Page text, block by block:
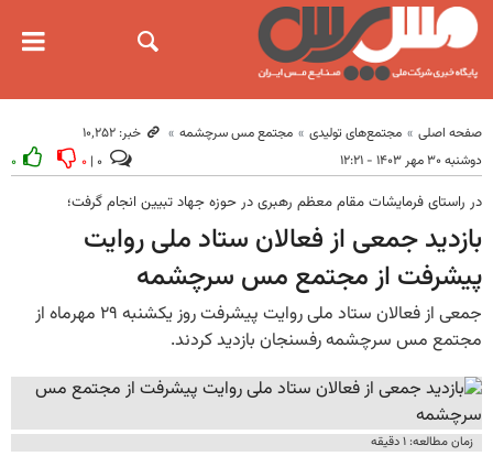
صفحه اصلی مجتمع‌های تولیدی مجتمع مس سرچشمه
خبر: ۱۰٬۲۵۲
دوشنبه ۳۰ مهر ۱۴۰۳ - ۱۲:۲۱
۰ ۰
در راستای فرمایشات مقام معظم رهبری در حوزه جهاد تبیین انجام گرفت؛
بازدید جمعی از فعالان ستاد ملی روایت
پیشرفت از مجتمع مس سرچشمه
زمان مطالعه: ۱ دقیقه
جمعی از فعالان ستاد ملی روایت پیشرفت روز یکشنبه ۲۹ مهرماه از
مجتمع مس سرچشمه رفسنجان بازدید کردند.